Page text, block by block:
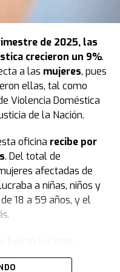
de 2024, cuando
“el mejor regalo que
concluyó la mujer,
a su hijo con
recuerda es
el vehículo quería
y se vino contra
hora a Victoria y me la
de metrosy la
miró eso, no miré al
y pensé que estaba
hija Victoria y
una ambulancia que
minutos”. Cuando
la nena, se le vinieron
qué no vienen?“
encontró con la
de 2025, las
crecieron un 9%.
a las mujeres, pues
ellas, tal como
Violencia Doméstica
de la Nación.
oficina recibe por
. Del total de
afectadas de
a niñas, niños y
18 a 59 años, y el
y las